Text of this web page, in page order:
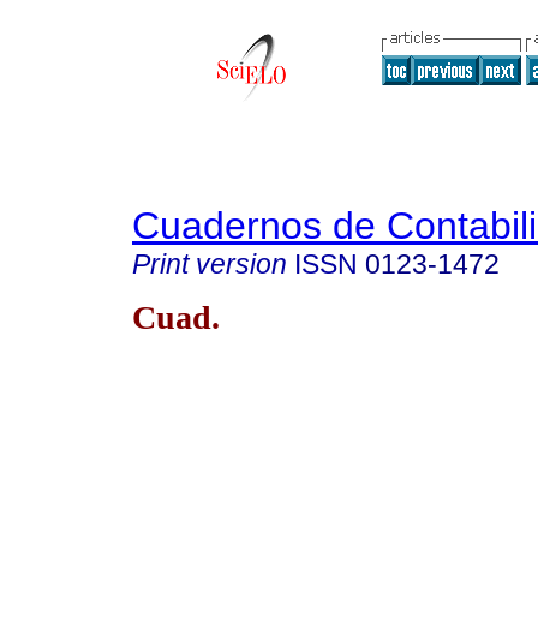
Cuadernos de
Print version ISSN 0123-1472
Cuad.